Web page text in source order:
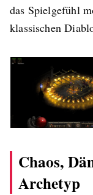
das Spielgefühl
klassischen
Chaos,
Archetyp